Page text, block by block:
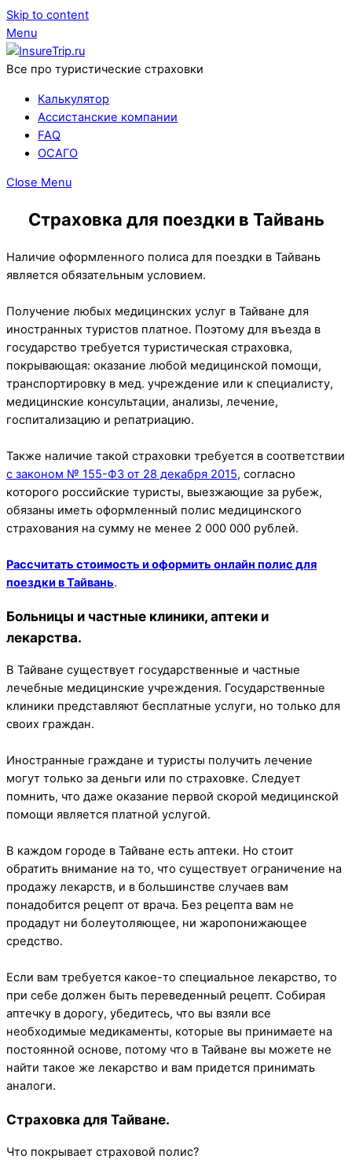
Skip to content
Menu
Все про туристические страховки
Калькулятор
Ассистанские компании
FAQ
ОСАГО
Close Menu
Страховка для поездки в Тайвань
Наличие оформленного полиса для поездки в Тайвань
является обязательным условием.
Получение любых медицинских услуг в Тайване для
иностранных туристов платное. Поэтому для въезда в
государство требуется туристическая страховка,
покрывающая: оказание любой медицинской помощи,
транспортировку в мед. учреждение или к специалисту,
медицинские консультации, анализы, лечение,
госпитализацию и репатриацию.
Также наличие такой страховки требуется в соответствии
с законом № 155-ФЗ от 28 декабря 2015, согласно
которого российские туристы, выезжающие за рубеж,
обязаны иметь оформленный полис медицинского
страхования на сумму не менее 2 000 000 рублей.
Рассчитать стоимость и оформить онлайн полис для
поездки в Тайвань.
Больницы и частные клиники, аптеки и
лекарства.
В Тайване существует государственные и частные
лечебные медицинские учреждения. Государственные
клиники представляют бесплатные услуги, но только для
своих граждан.
Иностранные граждане и туристы получить лечение
могут только за деньги или по страховке. Следует
помнить, что даже оказание первой скорой медицинской
помощи является платной услугой.
В каждом городе в Тайване есть аптеки. Но стоит
обратить внимание на то, что существует ограничение на
продажу лекарств, и в большинстве случаев вам
понадобится рецепт от врача. Без рецепта вам не
продадут ни болеутоляющее, ни жаропонижающее
средство.
Если вам требуется какое-то специальное лекарство, то
при себе должен быть переведенный рецепт. Собирая
аптечку в дорогу, убедитесь, что вы взяли все
необходимые медикаменты, которые вы принимаете на
постоянной основе, потому что в Тайване вы можете не
найти такое же лекарство и вам придется принимать
аналоги.
Страховка для Тайване.
Что покрывает страховой полис?